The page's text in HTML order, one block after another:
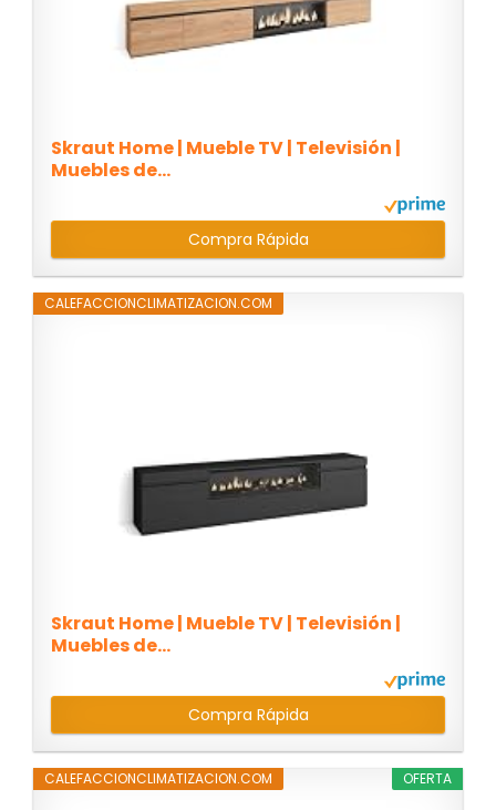
Skraut Home | Mueble TV | Televisión |
Muebles de...
Compra Rápida
CALEFACCIONCLIMATIZACION.COM
Skraut Home | Mueble TV | Televisión |
Muebles de...
Compra Rápida
OFERTA
CALEFACCIONCLIMATIZACION.COM